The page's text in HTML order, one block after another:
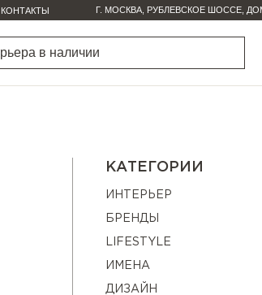
КОНТАКТЫ Г. МОСКВА, РУБЛЕВСКОЕ ШОССЕ,
КАТЕГОРИИ
ИНТЕРЬЕР
БРЕНДЫ
LIFESTYLE
ИМЕНА
ДИЗАЙН